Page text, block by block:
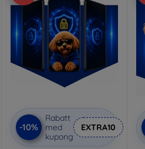
-10%
Rabatt
med
kupong
EXTRA10